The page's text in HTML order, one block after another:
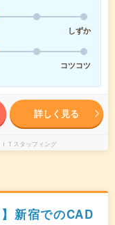
しずか
コツコツ
詳しく見る
Ｔスタッフィング
新宿でのCAD